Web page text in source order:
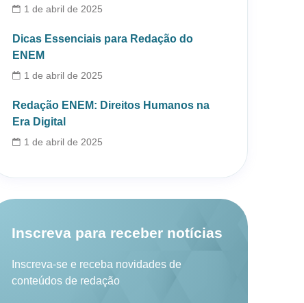
1 de abril de 2025
Dicas Essenciais para Redação do
ENEM
1 de abril de 2025
Redação ENEM: Direitos Humanos na
Era Digital
1 de abril de 2025
Inscreva para receber notícias
Inscreva-se e receba novidades de
conteúdos de redação